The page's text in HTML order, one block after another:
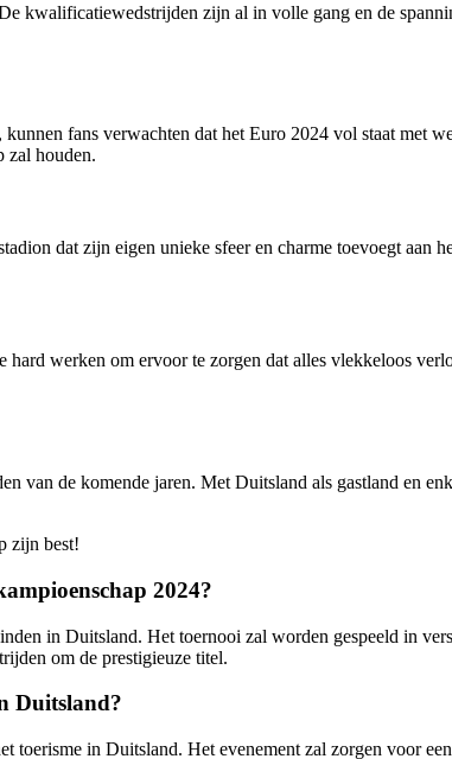
kwalificatiewedstrijden zijn al in volle gang en de
fans verwachten dat het Euro 2024 vol staat met
zal houden.
dat zijn eigen unieke sfeer en charme toevoegt aan
werken om ervoor te zorgen dat alles vlekkeloos
van de komende jaren. Met Duitsland als gastland en
zijn best!
2024?
in Duitsland. Het toernooi zal worden gespeeld in
om de prestigieuze titel.
Duitsland?
in Duitsland. Het evenement zal zorgen voor